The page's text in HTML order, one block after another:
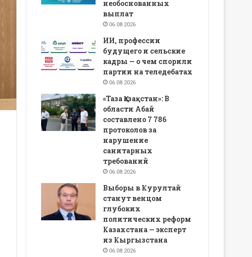
необоснованных
выплат
06.08.2026
ИИ, профессии
будущего и сельские
кадры — о чем спорили
партии на теледебатах
06.08.2026
«Таза Қазақстан»: В
области Абай
составлено 7 786
протоколов за
нарушение
санитарных
требований
06.08.2026
Выборы в Курултай
станут венцом
глубоких
политических реформ
Казахстана — эксперт
из Кыргызстана
06.08.2026